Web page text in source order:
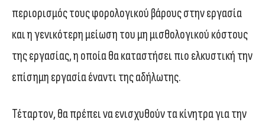
περιορισμός τους φορολογικού βάρους στην εργασία
και η γενικότερη μείωση του μη μισθολογικού κόστους
της εργασίας, η οποία θα καταστήσει πιο ελκυστική την
επίσημη εργασία έναντι της αδήλωτης.
Τέταρτον, θα πρέπει να ενισχυθούν τα κίνητρα για την